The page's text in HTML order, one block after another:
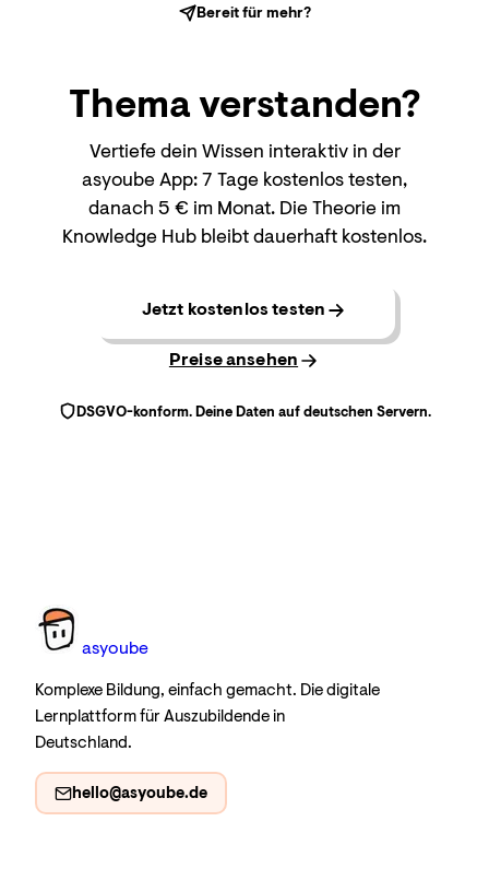
Bereit für mehr?
Themaverstanden?
Vertiefe dein Wissen interaktiv in der
asyoube App: 7 Tage kostenlos testen,
danach 5 € im Monat. Die Theorie im
Knowledge Hub bleibt dauerhaft kostenlos.
Jetzt kostenlos testen
Preise ansehen
DSGVO-konform. Deine Daten auf deutschen Servern.
asyoube
Komplexe Bildung, einfach gemacht. Die digitale
Lernplattform für Auszubildende in
Deutschland.
hello@asyoube.de